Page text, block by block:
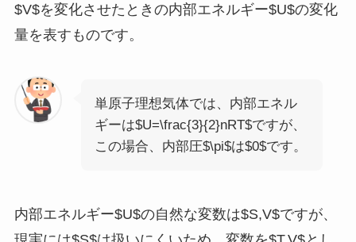
$V$を変化させたときの内部エネルギー$U$の変化
量を表すものです。
単原子理想気体では、内部エネル
ギーは$U=\frac{3}{2}nRT$ですが、
この場合、内部圧$\pi$は$0$です。
内部エネルギー$U$の自然な変数は$S,V$ですが、